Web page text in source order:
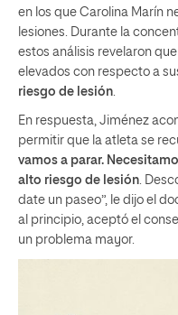
en los que Carolina Marín
lesiones. Durante la
estos análisis revelaron
elevados con respecto a
riesgo de lesión
En respuesta, Jiménez
permitir que la atleta se
vamos a parar.
alto riesgo de lesión .
date un paseo”, le dijo el
al principio, aceptó el
un problema mayor.